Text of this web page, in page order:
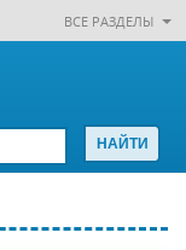
ВСЕ РАЗДЕЛЫ